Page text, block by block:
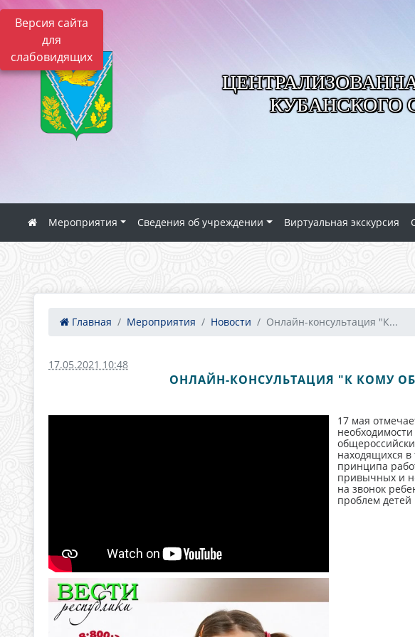
Версия сайта
для
слабовидящих
КУБАНСКОГО
Мероприятия Сведения об учреждении Виртуальная экскурсия
Главная Мероприятия Новости Онлайн-консультация "К...
17.05.2021 10:48
ОНЛАЙН-КОНСУЛЬТАЦИЯ "К КОМУ
17 мая
находящихся в
принципа
привычных и
на звонок
проблем детей